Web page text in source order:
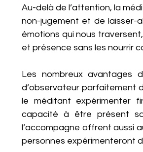
Au-delà de l’attention, la
non-jugement et de laisser-
émotions qui nous
et présence sans les nourrir
Les nombreux avantages
d’observateur parfaitement
le méditant expérimenter
capacité à être présent
l’accompagne offrent aussi
personnes expérimenteront